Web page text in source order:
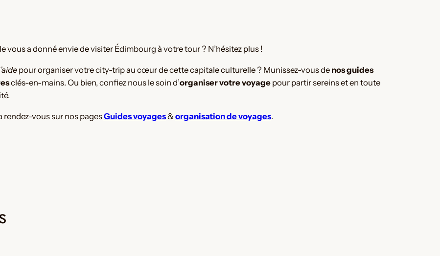
vous a donné envie de visiter Édimbourg à votre tour ? N’hésitez plus !
pour organiser votre city-trip au cœur de cette capitale culturelle ? Munissez-vous de nos guides
clés-en-mains. Ou bien, confiez nous le soin d’organiser votre voyagepour partir sereins et en toute
rendez-vous sur nos pagesGuides voyages& organisation de voyages.